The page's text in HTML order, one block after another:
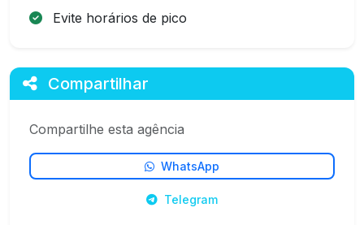
Evite horários de pico
Compartilhar
Compartilhe esta agência
WhatsApp
Telegram